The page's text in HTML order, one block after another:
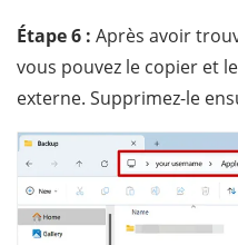
Étape 6 : Après avoir
vous pouvez le copier et
externe. Supprimez-le